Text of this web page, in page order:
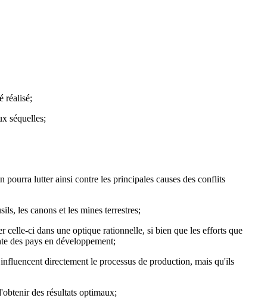
réalisé;
séquelles;
lutter ainsi contre les principales causes des conflits
les canons et les mines terrestres;
celle-ci dans une optique rationnelle, si bien que les efforts que
des pays en développement;
directement le processus de production, mais qu'ils
des résultats optimaux;